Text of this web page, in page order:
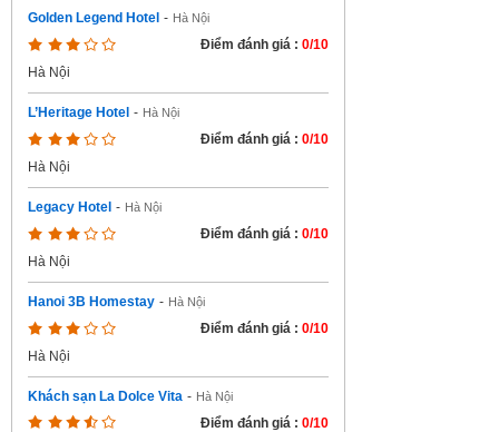
Golden Legend Hotel - Hà Nội
Điểm đánh giá : 0/10
Hà Nội
L’Heritage Hotel - Hà Nội
Điểm đánh giá : 0/10
Hà Nội
Legacy Hotel - Hà Nội
Điểm đánh giá : 0/10
Hà Nội
Hanoi 3B Homestay - Hà Nội
Điểm đánh giá : 0/10
Hà Nội
Khách sạn La Dolce Vita - Hà Nội
Điểm đánh giá : 0/10